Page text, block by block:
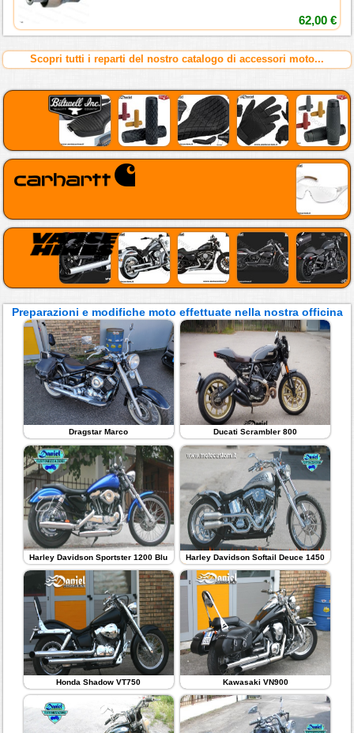
62,00 €
Scopri tutti i reparti del nostro catalogo di accessori moto...
Preparazioni e modifiche moto effettuate nella nostra officina
Dragstar Marco Ducati Scrambler 800
Harley Davidson Sportster 1200 Blu Harley Davidson Softail Deuce 1450
Honda Shadow VT750 Kawasaki VN900